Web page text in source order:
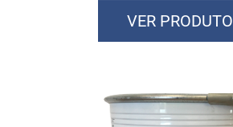
VER PRODUTO